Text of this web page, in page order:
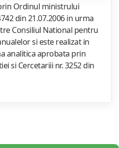
Ordinul ministrului
din 21.07.2006 in urma
Consiliul National pentru
si este realizat in
analitica aprobata prin
si Cercetariii nr. 3252 din